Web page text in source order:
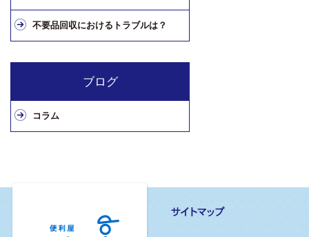
不要品回収におけるトラブルは？
ブログ
コラム